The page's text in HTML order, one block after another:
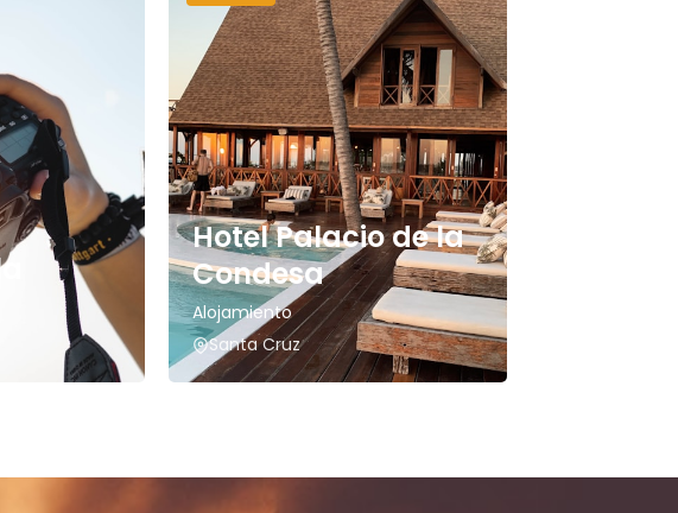
Hotel Palacio de la
Condesa
Alojamiento
Santa Cruz